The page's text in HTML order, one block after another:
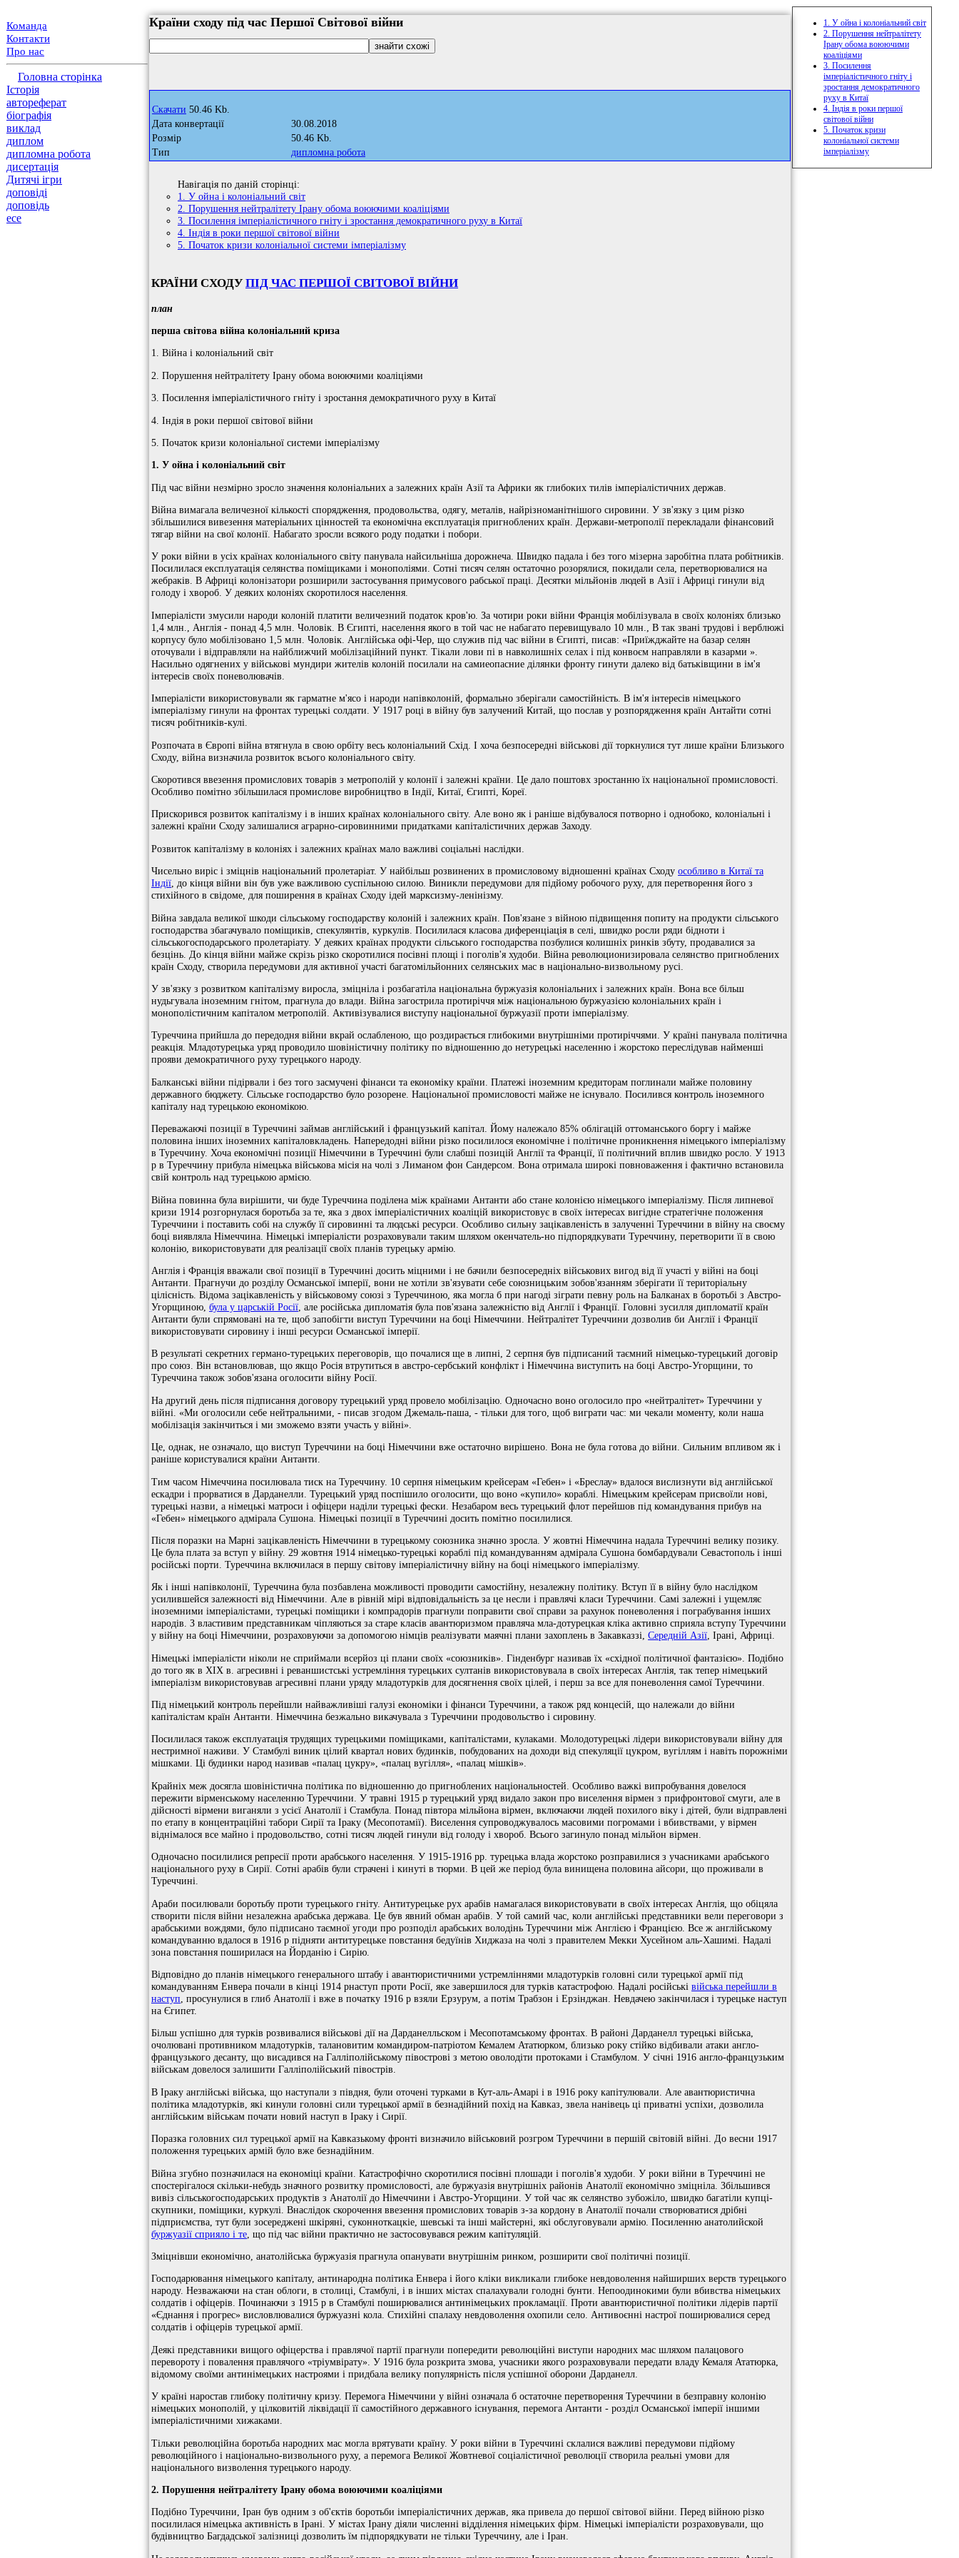
Команда
Контакти
Про нас
Головна сторінка
Історія
автореферат
біографія
виклад
диплом
дипломна робота
дисертація
Дитячі ігри
доповіді
доповідь
есе
Країни сходу під час Першої Світової війни
Скачати 50.46 Kb.
Дата конвертації
30.08.2018
Розмір
50.46 Kb.
Тип
дипломна робота
Навігація по даній сторінці:
1. У ойна і колоніальний світ
2. Порушення нейтралітету Ірану обома воюючими коаліціями
3. Посилення імперіалістичного гніту і зростання демократичного руху в Китаї
4. Індія в роки першої світової війни
5. Початок кризи колоніальної системи імперіалізму
КРАЇНИ СХОДУ ПІД ЧАС ПЕРШОЇ СВІТОВОЇ ВІЙНИ
план
перша світова війна колоніальний криза
1. Війна і колоніальний світ
2. Порушення нейтралітету Ірану обома воюючими коаліціями
3. Посилення імперіалістичного гніту і зростання демократичного руху в Китаї
4. Індія в роки першої світової війни
5. Початок кризи колоніальної системи імперіалізму
1. У ойна і колоніальний світ
Під час війни незмірно зросло значення колоніальних а залежних країн Азії та Африки як глибоких тилів імперіалістичних держав.
Війна вимагала величезної кількості спорядження, продовольства, одягу, металів, найрізноманітнішого сировини. У зв'язку з цим різко
збільшилися вивезення матеріальних цінностей та економічна експлуатація пригноблених країн. Держави-метрополії перекладали фінансовий
тягар війни на свої колонії. Набагато зросли всякого роду податки і побори.
У роки війни в усіх країнах колоніального світу панувала найсильніша дорожнеча. Швидко падала і без того мізерна заробітна плата робітників.
Посилилася експлуатація селянства поміщиками і монополіями. Сотні тисяч селян остаточно розорялися, покидали села, перетворювалися на
жебраків. В Африці колонізатори розширили застосування примусового рабської праці. Десятки мільйонів людей в Азії і Африці гинули від
голоду і хвороб. У деяких колоніях скоротилося населення.
Імперіалісти змусили народи колоній платити величезний податок кров'ю. За чотири роки війни Франція мобілізувала в своїх колоніях близько
1,4 млн., Англія - ​​понад 4,5 млн. Чоловік. В Єгипті, населення якого в той час не набагато перевищувало 10 млн., В так звані трудові і верблюжі
корпусу було мобілізовано 1,5 млн. Чоловік. Англійська офі-Чер, що служив під час війни в Єгипті, писав: «Приїжджайте на базар селян
оточували і відправляли на найближчий мобілізаційний пункт. Тікали лови пі в навколишніх селах і під конвоєм направляли в казарми ».
Насильно одягнених у військові мундири жителів колоній посилали на самиеопасние ділянки фронту гинути далеко від батьківщини в ім'я
інтересів своїх поневолювачів.
Імперіалісти використовували як гарматне м'ясо і народи напівколоній, формально зберігали самостійність. В ім'я інтересів німецького
імперіалізму гинули на фронтах турецькі солдати. У 1917 році в війну був залучений Китай, що послав у розпорядження країн Антайти сотні
тисяч робітників-кулі.
Розпочата в Європі війна втягнула в свою орбіту весь колоніальний Схід. І хоча безпосередні військові дії торкнулися тут лише країни Близького
Сходу, війна визначила розвиток всього колоніального світу.
Скоротився ввезення промислових товарів з метрополій у колонії і залежні країни. Це дало поштовх зростанню їх національної промисловості.
Особливо помітно збільшилася промислове виробництво в Індії, Китаї, Єгипті, Кореї.
Прискорився розвиток капіталізму і в інших країнах колоніального світу. Але воно як і раніше відбувалося потворно і однобоко, колоніальні і
залежні країни Сходу залишалися аграрно-сировинними придатками капіталістичних держав Заходу.
Розвиток капіталізму в колоніях і залежних країнах мало важливі соціальні наслідки.
Чисельно виріс і зміцнів національний пролетаріат. У найбільш розвинених в промисловому відношенні країнах Сходу особливо в Китаї та
Індії, до кінця війни він був уже важливою суспільною силою. Виникли передумови для підйому робочого руху, для перетворення його з
стихійного в свідоме, для поширення в країнах Сходу ідей марксизму-ленінізму.
Війна завдала великої шкоди сільському господарству колоній і залежних країн. Пов'язане з війною підвищення попиту на продукти сільського
господарства збагачувало поміщиків, спекулянтів, куркулів. Посилилася класова диференціація в селі, швидко росли ряди бідноти і
сільськогосподарського пролетаріату. У деяких країнах продукти сільського господарства позбулися колишніх ринків збуту, продавалися за
безцінь. До кінця війни майже скрізь різко скоротилися посівні площі і поголів'я худоби. Війна революционизировала селянство пригноблених
країн Сходу, створила передумови для активної участі багатомільйонних селянських мас в національно-визвольному русі.
У зв'язку з розвитком капіталізму виросла, зміцніла і розбагатіла національна буржуазія колоніальних і залежних країн. Вона все більш
нудьгувала іноземним гнітом, прагнула до влади. Війна загострила протиріччя між національною буржуазією колоніальних країн і
монополістичним капіталом метрополій. Активізувалися виступу національної буржуазії проти імперіалізму.
Туреччина прийшла до передодня війни вкрай ослабленою, що роздирається глибокими внутрішніми протиріччями. У країні панувала політична
реакція. Младотурецька уряд проводило шовіністичну політику по відношенню до нетурецькі населенню і жорстоко переслідував найменші
прояви демократичного руху турецького народу.
Балканські війни підірвали і без того засмучені фінанси та економіку країни. Платежі іноземним кредиторам поглинали майже половину
державного бюджету. Сільське господарство було розорене. Національної промисловості майже не існувало. Посилився контроль іноземного
капіталу над турецькою економікою.
Переважаючі позиції в Туреччині займав англійський і французький капітал. Йому належало 85% облігацій оттоманського боргу і майже
половина інших іноземних капіталовкладень. Напередодні війни різко посилилося економічне і політичне проникнення німецького імперіалізму
в Туреччину. Хоча економічні позиції Німеччини в Туреччині були слабші позицій Англії та Франції, її політичний вплив швидко росло. У 1913
р в Туреччину прибула німецька військова місія на чолі з Лиманом фон Сандерсом. Вона отримала широкі повноваження і фактично встановила
свій контроль над турецькою армією.
Війна повинна була вирішити, чи буде Туреччина поділена між країнами Антанти або стане колонією німецького імперіалізму. Після липневої
кризи 1914 розгорнулася боротьба за те, яка з двох імперіалістичних коаліцій використовує в своїх інтересах вигідне стратегічне положення
Туреччини і поставить собі на службу її сировинні та людські ресурси. Особливо сильну зацікавленість в залученні Туреччини в війну на своєму
боці виявляла Німеччина. Німецькі імперіалісти розраховували таким шляхом окенчатель-но підпорядкувати Туреччину, перетворити її в свою
колонію, використовувати для реалізації своїх планів турецьку армію.
Англія і Франція вважали свої позиції в Туреччині досить міцними і не бачили безпосередніх військових вигод від її участі у війні на боці
Антанти. Прагнучи до розділу Османської імперії, вони не хотіли зв'язувати себе союзницьким зобов'язанням зберігати її територіальну
цілісність. Відома зацікавленість у військовому союзі з Туреччиною, яка могла б при нагоді зіграти певну роль на Балканах в боротьбі з Австро-
Угорщиною, була у царській Росії , але російська дипломатія була пов'язана залежністю від Англії і Франції. Головні зусилля дипломатії країн
Антанти були спрямовані на те, щоб запобігти виступ Туреччини на боці Німеччини. Нейтралітет Туреччини дозволив би Англії і Франції
використовувати сировину і інші ресурси Османської імперії.
В результаті секретних германо-турецьких переговорів, що почалися ще в липні, 2 серпня був підписаний таємний німецько-турецький договір
про союз. Він встановлював, що якщо Росія втрутиться в австро-сербський конфлікт і Німеччина виступить на боці Австро-Угорщини, то
Туреччина також зобов'язана оголосити війну Росії.
На другий день після підписання договору турецький уряд провело мобілізацію. Одночасно воно оголосило про «нейтралітет» Туреччини у
війні. «Ми оголосили себе нейтральними, - писав згодом Джемаль-паша, - тільки для того, щоб виграти час: ми чекали моменту, коли наша
мобілізація закінчиться і ми зможемо взяти участь у війні».
Це, однак, не означало, що виступ Туреччини на боці Німеччини вже остаточно вирішено. Вона не була готова до війни. Сильним впливом як і
раніше користувалися країни Антанти.
Тим часом Німеччина посилювала тиск на Туреччину. 10 серпня німецьким крейсерам «Гебен» і «Бреслау» вдалося вислизнути від англійської
ескадри і прорватися в Дарданелли. Турецький уряд поспішило оголосити, що воно «купило» кораблі. Німецьким крейсерам присвоїли нові,
турецькі назви, а німецькі матроси і офіцери наділи турецькі фески. Незабаром весь турецький флот перейшов під командування прибув на
«Гебен» німецького адмірала Сушона. Німецькі позиції в Туреччині досить помітно посилилися.
Після поразки на Марні зацікавленість Німеччини в турецькому союзника значно зросла. У жовтні Німеччина надала Туреччині велику позику.
Це була плата за вступ у війну. 29 жовтня 1914 німецько-турецькі кораблі під командуванням адмірала Сушона бомбардували Севастополь і інші
російські порти. Туреччина включилася в першу світову імперіалістичну війну на боці німецького імперіалізму.
Як і інші напівколонії, Туреччина була позбавлена ​​можливості проводити самостійну, незалежну політику. Вступ її в війну було наслідком
усилившейся залежності від Німеччини. Але в рівній мірі відповідальність за це несли і правлячі класи Туреччини. Самі залежні і ущемляє
іноземними імперіалістами, турецькі поміщики і компрадорів прагнули поправити свої справи за рахунок поневолення і пограбування інших
народів. З властивим представникам чіпляються за старе класів авантюризмом правляча мла-дотурецкая кліка активно сприяла вступу Туреччини
у війну на боці Німеччини, розраховуючи за допомогою німців реалізувати маячні плани захоплень в Закавказзі, Середній Азії, Ірані, Африці.
Німецькі імперіалісти ніколи не сприймали всерйоз ці плани своїх «союзників». Гінденбург називав їх «східної політичної фантазією». Подібно
до того як в XIX в. агресивні і реваншистські устремління турецьких султанів використовувала в своїх інтересах Англія, так тепер німецький
імперіалізм використовував агресивні плани уряду младотурків для досягнення своїх цілей, і перш за все для поневолення самої Туреччини.
Під німецький контроль перейшли найважливіші галузі економіки і фінанси Туреччини, а також ряд концесій, що належали до війни
капіталістам країн Антанти. Німеччина безжально викачувала з Туреччини продовольство і сировину.
Посилилася також експлуатація трудящих турецькими поміщиками, капіталістами, кулаками. Молодотурецькі лідери використовували війну для
нестримної наживи. У Стамбулі виник цілий квартал нових будинків, побудованих на доходи від спекуляції цукром, вугіллям і навіть порожніми
мішками. Ці будинки народ називав «палац цукру», «палац вугілля», «палац мішків».
Крайніх меж досягла шовіністична політика по відношенню до пригноблених національностей. Особливо важкі випробування довелося
пережити вірменському населенню Туреччини. У травні 1915 р турецький уряд видало закон про виселення вірмен з прифронтової смуги, але в
дійсності вірмени виганяли з усієї Анатолії і Стамбула. Понад півтора мільйона вірмен, включаючи людей похилого віку і дітей, були відправлені
по етапу в концентраційні табори Сирії та Іраку (Месопотамії). Виселення супроводжувалось масовими погромами і вбивствами, у вірмен
віднімалося все майно і продовольство, сотні тисяч людей гинули від голоду і хвороб. Всього загинуло понад мільйон вірмен.
Одночасно посилилися репресії проти арабського населення. У 1915-1916 рр. турецька влада жорстоко розправилися з учасниками арабського
національного руху в Сирії. Сотні арабів були страчені і кинуті в тюрми. В цей же період була винищена половина айсори, що проживали в
Туреччині.
Араби посилювали боротьбу проти турецького гніту. Антитурецьке рух арабів намагалася використовувати в своїх інтересах Англія, що обіцяла
створити після війни незалежна арабська держава. Це був явний обман арабів. У той самий час, коли англійські представники вели переговори з
арабськими вождями, було підписано таємної угоди про розподіл арабських володінь Туреччини між Англією і Францією. Все ж англійському
командуванню вдалося в 1916 р підняти антитурецьке повстання бедуїнів Хиджаза на чолі з правителем Мекки Хусейном аль-Хашимі. Надалі
зона повстання поширилася на Йорданію і Сирію.
Відповідно до планів німецького генерального штабу і авантюристичними устремліннями младотурків головні сили турецької армії під
командуванням Енвера почали в кінці 1914 рнаступ проти Росії, яке завершилося для турків катастрофою. Надалі російські війська перейшли в
наступ , просунулися в глиб Анатолії і вже в початку 1916 р взяли Ерзурум, а потім Трабзон і Ерзінджан. Невдачею закінчилася і турецьке наступ
на Єгипет.
Більш успішно для турків розвивалися військові дії на Дарданелльском і Месопотамському фронтах. В районі Дарданелл турецькі війська,
очолювані противником младотурків, талановитим командиром-патріотом Кемалем Ататюрком, близько року стійко відбивали атаки англо-
французького десанту, що висадився на Галліполійському півострові з метою оволодіти протоками і Стамбулом. У січні 1916 англо-французьким
військам довелося залишити Галліполійський півострів.
В Іраку англійські війська, що наступали з півдня, були оточені турками в Кут-аль-Амарі і в 1916 року капітулювали. Але авантюристична
політика младотурків, які кинули головні сили турецької армії в безнадійний похід на Кавказ, звела нанівець ці приватні успіхи, дозволила
англійським військам почати новий наступ в Іраку і Сирії.
Поразка головних сил турецької армії на Кавказькому фронті визначило військовий розгром Туреччини в першій світовій війні. До весни 1917
положення турецьких армій було вже безнадійним.
Війна згубно позначилася на економіці країни. Катастрофічно скоротилися посівні плошади і поголів'я худоби. У роки війни в Туреччині не
спостерігалося скільки-небудь значного розвитку промисловості, але буржуазія внутрішніх районів Анатолії економічно зміцніла. Збільшився
вивіз сільськогосподарських продуктів з Анатолії до Німеччини і Австро-Угорщини. У той час як селянство зубожіло, швидко багатіли купці-
скупники, поміщики, куркулі. Внаслідок скорочення ввезення промислових товарів з-за кордону в Анатолії почали створюватися дрібні
підприємства, тут були зосереджені шкіряні, суконноткацкіе, шевські та інші майстерні, які обслуговували армію. Посиленню анатолийской
буржуазії сприяло і те , що під час війни практично не застосовувався режим капітуляцій.
Зміцнівши економічно, анатолійська буржуазія прагнула опанувати внутрішнім ринком, розширити свої політичні позиції.
Господарювання німецького капіталу, антинародна політика Енвера і його кліки викликали глибоке невдоволення найширших верств турецького
народу. Незважаючи на стан облоги, в столиці, Стамбулі, і в інших містах спалахували голодні бунти. Непоодинокими були вбивства німецьких
солдатів і офіцерів. Починаючи з 1915 р в Стамбулі поширювалися антинімецьких прокламації. Проти авантюристичної політики лідерів партії
«Єднання і прогрес» висловлювалися буржуазні кола. Стихійні спалаху невдоволення охопили село. Антивоєнні настрої поширювалися серед
солдатів і офіцерів турецької армії.
Деякі представники вищого офіцерства і правлячої партії прагнули попередити революційні виступи народних мас шляхом палацового
перевороту і повалення правлячого «тріумвірату». У 1916 була розкрита змова, учасники якого розраховували передати владу Кемаля Ататюрка,
відомому своїми антинімецьких настроями і придбала велику популярність після успішної оборони Дарданелл.
У країні наростав глибоку політичну кризу. Перемога Німеччини у війні означала б остаточне перетворення Туреччини в безправну колонію
німецьких монополій, у цілковитій ліквідації її самостійного державного існування, перемога Антанти - розділ Османської імперії іншими
імперіалістичними хижаками.
Тільки революційна боротьба народних мас могла врятувати країну. У роки війни в Туреччині склалися важливі передумови підйому
революційного і національно-визвольного руху, а перемога Великої Жовтневої соціалістичної революції створила реальні умови для
національного визволення турецького народу.
2. Порушення нейтралітету Ірану обома воюючими коаліціями
Подібно Туреччини, Іран був одним з об'єктів боротьби імперіалістичних держав, яка привела до першої світової війни. Перед війною різко
посилилася німецька активність в Ірані. У містах Ірану діяли численні відділення німецьких фірм. Німецькі імперіалісти розраховували, що
будівництво Багдадської залізниці дозволить їм підпорядкувати не тільки Туреччину, але і Іран.
1. У ойна і колоніальний світ
2. Порушення нейтралітету
Ірану обома воюючими
коаліціями
3. Посилення
імперіалістичного гніту і
зростання демократичного
руху в Китаї
4. Індія в роки першої
світової війни
5. Початок кризи
колоніальної системи
імперіалізму